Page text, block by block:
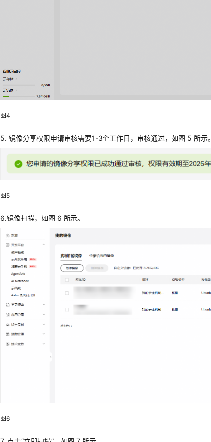
图4
5. 镜像分享权限申请审核需要1-3个工作日，审核通过，如图 5 所示。
图5
6.镜像扫描，如图 6 所示。
图6